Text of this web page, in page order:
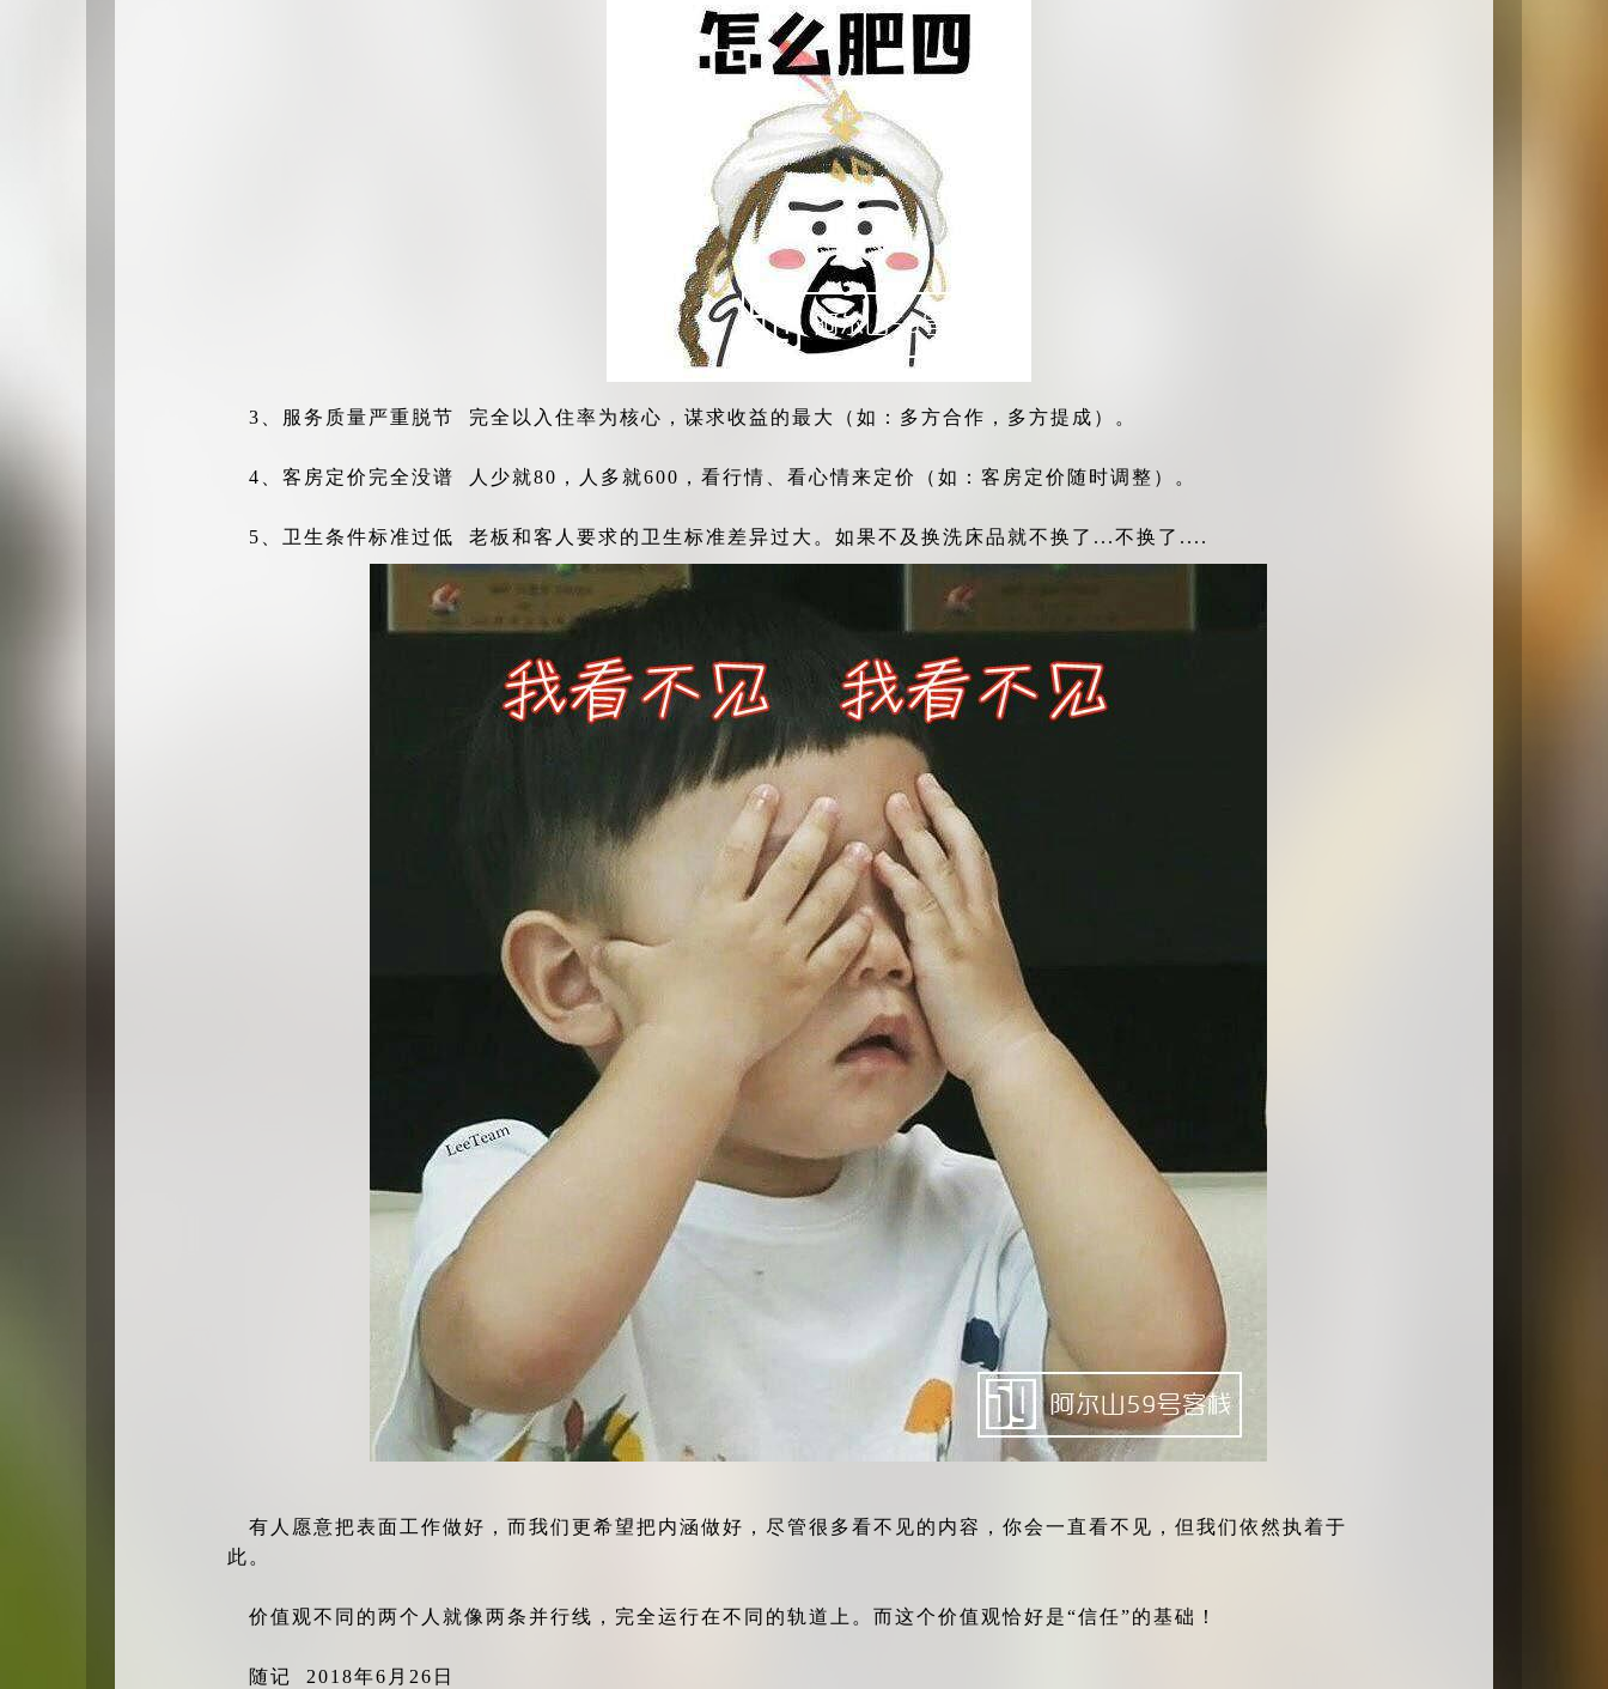
3、服务质量严重脱节 完全以入住率为核心，谋求收益的最大（如：多方合作，多方提成）。
4、客房定价完全没谱 人少就80，人多就600，看行情、看心情来定价（如：客房定价随时调整）。
5、卫生条件标准过低 老板和客人要求的卫生标准差异过大。如果不及换洗床品就不换了...不换了....
有人愿意把表面工作做好，而我们更希望把内涵做好，尽管很多看不见的内容，你会一直看不见，但我们依然执着于
此。
价值观不同的两个人就像两条并行线，完全运行在不同的轨道上。而这个价值观恰好是“信任”的基础！
随记 2018年6月26日